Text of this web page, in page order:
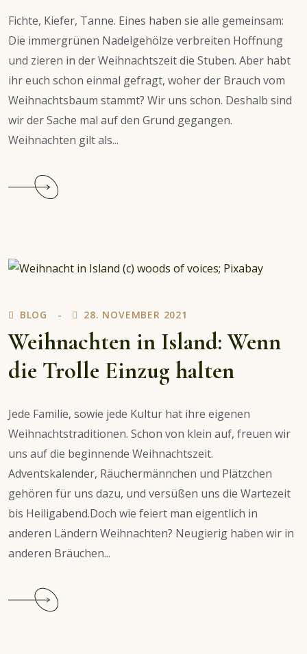
Fichte, Kiefer, Tanne. Eines haben sie alle gemeinsam:
Die immergrünen Nadelgehölze verbreiten Hoffnung
und zieren in der Weihnachtszeit die Stuben. Aber habt
ihr euch schon einmal gefragt, woher der Brauch vom
Weihnachtsbaum stammt? Wir uns schon. Deshalb sind
wir der Sache mal auf den Grund gegangen.
Weihnachten gilt als...
und
BLOG 28. NOVEMBER 2021
Weihnachten in Island: Wenn
die Trolle Einzug halten
Jede Familie, sowie jede Kultur hat ihre eigenen
Weihnachtstraditionen. Schon von klein auf, freuen wir
uns auf die beginnende Weihnachtszeit.
Adventskalender, Räuchermännchen und Plätzchen
gehören für uns dazu, und versüßen uns die Wartezeit
bis Heiligabend.Doch wie feiert man eigentlich in
anderen Ländern Weihnachten? Neugierig haben wir in
anderen Bräuchen...